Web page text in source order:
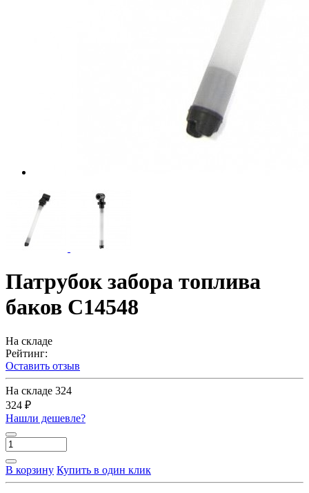
Патрубок забора топлива
баков С14548
На складе
Рейтинг:
Оставить отзыв
На складе 324
324 ₽
Нашли дешевле?
В корзину Купить в один клик